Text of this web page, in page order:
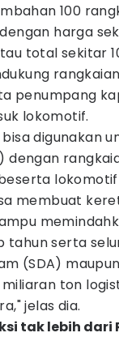
100
harga
total sekitar
penumpang
lokomotif.
digunakan
dengan
membuat
tahun serta
(SDA)
ton
jelas dia.
tak lebih dari